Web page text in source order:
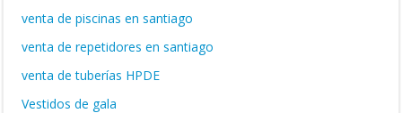
venta de piscinas en santiago
venta de repetidores en santiago
venta de tuberías HPDE
Vestidos de gala